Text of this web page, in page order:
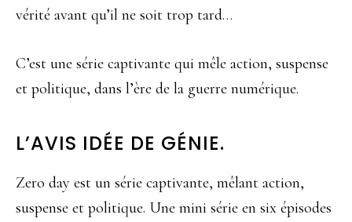
vérité avant qu’il ne soit trop tard…
C’est une série captivante qui mêle action, suspense
et politique, dans l’ère de la guerre numérique.
L’AVIS IDÉE DE GÉNIE.
Zero day est un série captivante, mêlant action,
suspense et politique. Une mini série en six épisodes